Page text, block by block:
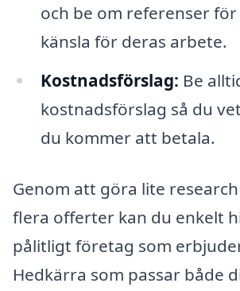
och be om referenser
känsla för deras arbete.
Kostnadsförslag: Be
kostnadsförslag så du
du kommer att betala.
Genom att göra lite
flera offerter kan du enkelt
pålitligt företag som
Hedkärra som passar både